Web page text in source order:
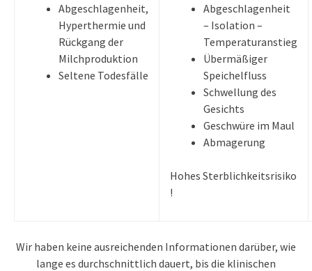
Abgeschlagenheit,
Hyperthermie und
Rückgang der
Milchproduktion
Seltene Todesfälle
Abgeschlagenheit
– Isolation –
Temperaturanstieg
Übermäßiger
Speichelfluss
Schwellung des
Gesichts
Geschwüre im Maul
Abmagerung
Hohes Sterblichkeitsrisiko
!
Wir haben keine ausreichenden Informationen darüber, wie
lange es durchschnittlich dauert, bis die klinischen